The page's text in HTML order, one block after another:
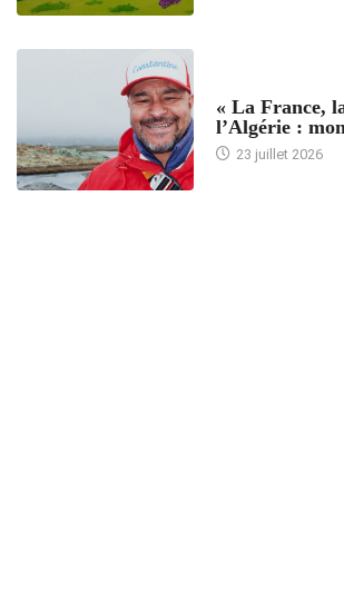
« La France,
l’Algérie :
23 juillet 2026